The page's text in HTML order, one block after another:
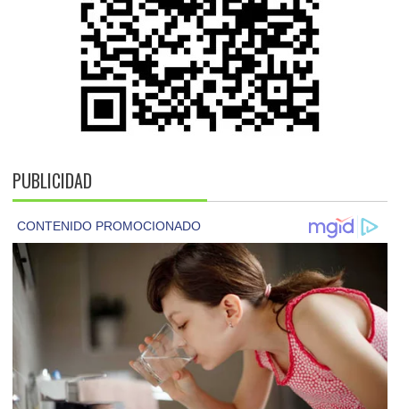
PUBLICIDAD